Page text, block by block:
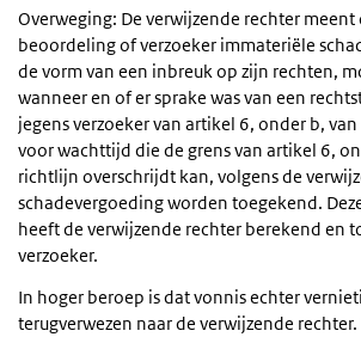
Overweging: De verwijzende rechter meent
beoordeling of verzoeker immateriële
de vorm van een inbreuk op zijn rechten,
wanneer en of er sprake was van een
jegens verzoeker van artikel 6, onder b,
voor wachttijd die de grens van artikel 6,
richtlijn overschrijdt kan, volgens de
schadevergoeding worden toegekend.
heeft de verwijzende rechter berekend en
verzoeker.
In hoger beroep is dat vonnis echter
terugverwezen naar de verwijzende